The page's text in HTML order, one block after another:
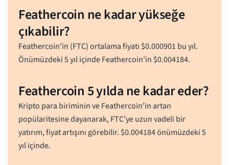
Feathercoin ne kadar yükseğe
çıkabilir?
Feathercoin'in (FTC) ortalama fiyatı $0.000901 bu yıl.
Önümüzdeki 5 yıl içinde Feathercoin'in $0.004184.
Feathercoin 5 yılda ne kadar eder?
Kripto para biriminin ve Feathercoin'in artan
popülaritesine dayanarak, FTC'ye uzun vadeli bir
yatırım, fiyat artışını görebilir. $0.004184önümüzdeki 5
yıl içinde.